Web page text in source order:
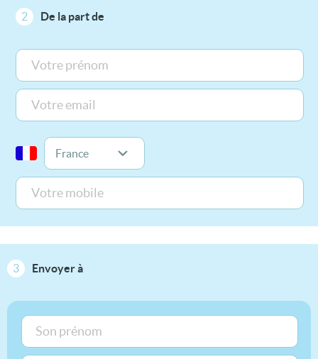
2 De la part de
3 Envoyer à